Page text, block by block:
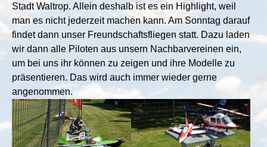
Show larger version for: Show larger version for:
Stadt Waltrop. Allein deshalb ist es ein Highlight, weil
man es nicht jederzeit machen kann. Am Sonntag darauf
findet dann unser Freundschaftsfliegen statt. Dazu laden
wir dann alle Piloten aus unsern Nachbarvereinen ein,
um bei uns ihr können zu zeigen und ihre Modelle zu
präsentieren. Das wird auch immer wieder gerne
angenommen.